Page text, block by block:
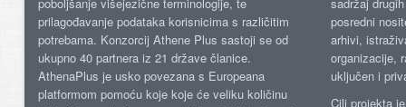
prilagođavanje podataka korisnicima s različitim
potrebama. Konzorcij Athene Plus sastoji se od
ukupno 40 partnera iz 21 države članice.
AthenaPlus je usko povezana s Europeana
platformom pomoću koje koje će veliku količinu
posredni
arhivi,
organizacije,
uključen i
Cilj projekta